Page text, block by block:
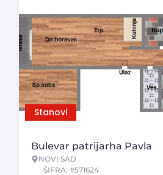
Stanovi
Bulevar patrijarha Pavla
NOVI SAD
ŠIFRA: #571624